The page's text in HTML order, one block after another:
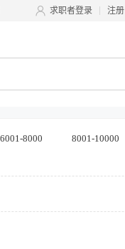
求职者登录 注册
6001-8000 8001-10000